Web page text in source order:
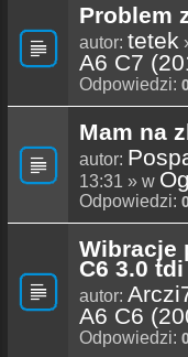
Problem
autor: tetek
A6 C7
Odpowiedzi:
Mam na
autor:
13:31 » w
Odpowiedzi:
Wibracje
C6 3.0 tdi
autor:
A6 C6
Odpowiedzi: